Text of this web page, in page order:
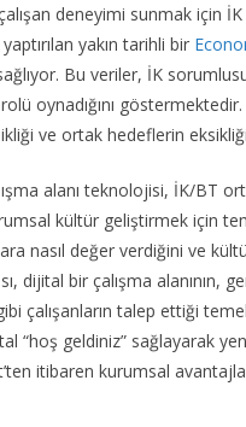
deneyimi sunmak için
yakın tarihli bir
Bu veriler, İK
rolü oynadığını
ve ortak hedeflerin
alanı teknolojisi, İK/BT
kültür geliştirmek için
nasıl değer verdiğini ve
dijital bir çalışma alanının,
çalışanların talep ettiği
“hoş geldiniz” sağlayarak
itibaren kurumsal